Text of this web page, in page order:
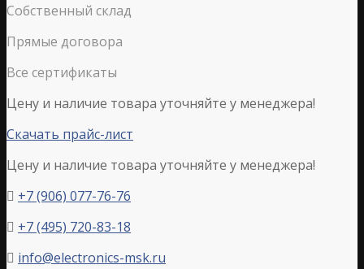
Собственный склад
Прямые договора
Все сертификаты
Цену и наличие товара уточняйте у менеджера!
Скачать прайс-лист
Цену и наличие товара уточняйте у менеджера!
 +7 (906) 077-76-76
 +7 (495) 720-83-18
 info@electronics-msk.ru